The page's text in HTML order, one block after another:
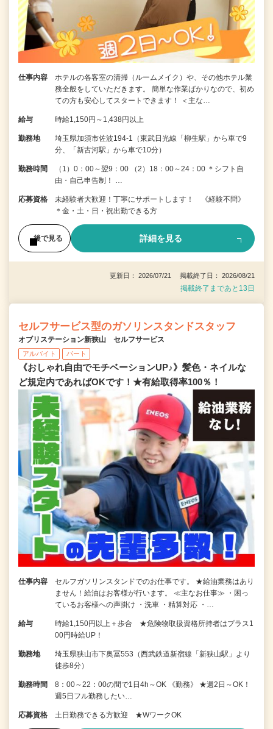
仕事内容
ホテルの各客室の清掃（ルームメイク）や、その他ホテル業
務全般をしていただきます。 簡単な作業ばかりなので、初め
ての方も安心してスタートできます！ ＜主な…
給与 時給1,150円～1,438円以上
勤務地
埼玉県加須市佐波194-1（東武日光線「柳生駅」から車で9
分、「新古河駅」から車で10分）
勤務時間
（1）0：00～翌9：00 （2）18：00～24：00 ＊シフト自
由・自己申告制！ …
応募資格
未経験者大歓迎！丁寧にサポートします！ 《経験不問》
＊金・土・日・祝出勤できる方
後で見る 詳細を見る
更新日： 2026/07/21 掲載終了日： 2026/08/21
掲載終了まであと13日
セルフサービス型のガソリンスタンドスタッフ
オブリステーション新狭山 セルフサービス
アルバイト パート
《おしゃれ自由でモチベーションUP♪》髪色・ネイルな
ど規定内であればOKです！★有給取得率100％！
仕事内容
セルフガソリンスタンドでのお仕事です。 ★給油業務はあり
ません！給油はお客様が行います。 ≪主なお仕事≫ ・困っ
ているお客様への声掛け ・洗車 ・精算対応 ・…
給与
時給1,150円以上＋歩合 ★危険物取扱資格所持者はプラス1
00円時給UP！
勤務地
埼玉県狭山市下奥冨553（西武鉄道新宿線「新狭山駅」より
徒歩8分）
勤務時間
8：00～22：00の間で1日4h～OK 《勤務》 ★週2日～OK！
週5日フル勤務したい…
応募資格 土日勤務できる方歓迎 ★WワークOK